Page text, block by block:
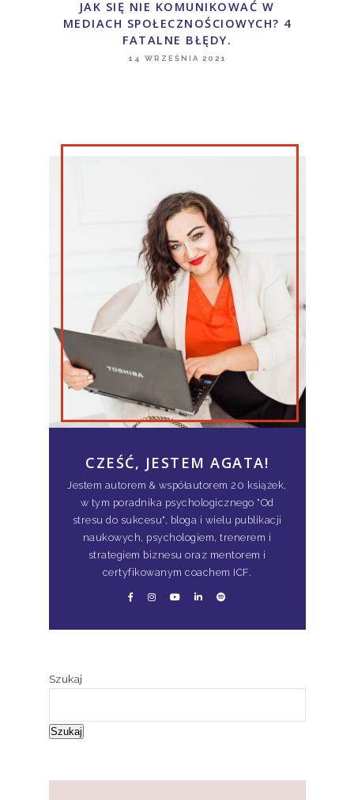
JAK SIĘ NIE KOMUNIKOWAĆ W
MEDIACH SPOŁECZNOŚCIOWYCH? 4
FATALNE BŁĘDY.
14 WRZEŚNIA 2021
CZEŚĆ, JESTEM AGATA!
Jestem autorem & współautorem 20 książek,
w tym poradnika psychologicznego "Od
stresu do sukcesu", bloga i wielu publikacji
naukowych, psychologiem, trenerem i
strategiem biznesu oraz mentorem i
certyfikowanym coachem ICF.
Szukaj
Szukaj